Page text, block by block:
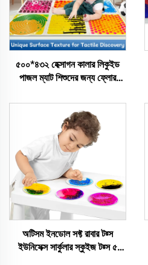
৫০০*৪৩২ হেক্সাগন কালার লিকুইড
পাজল ম্যাট শিশুদের জন্য ফ্লোর
সেনসরি খেলনা ম্যাট
অটিসম ইনডোল সফ্ট রাবার টয়্স
ইউনিসেক্স সার্কুলার স্কুইজ টয়্স ৫